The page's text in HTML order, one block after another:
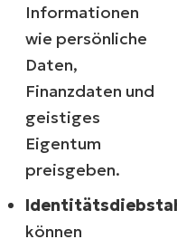
Informationen
wie persönliche
Daten,
Finanzdaten und
geistiges
Eigentum
preisgeben.
können